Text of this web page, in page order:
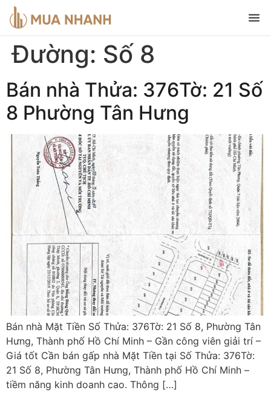
Đường: Số 8
Bán nhà Thửa: 376Tờ: 21 Số
8 Phường Tân Hưng
Bán nhà Mặt Tiền Số Thửa: 376Tờ: 21 Số 8, Phường Tân
Hưng, Thành phố Hồ Chí Minh – Gần công viên giải trí –
Giá tốt Cần bán gấp nhà Mặt Tiền tại Số Thửa: 376Tờ:
21 Số 8, Phường Tân Hưng, Thành phố Hồ Chí Minh –
tiềm năng kinh doanh cao. Thông […]